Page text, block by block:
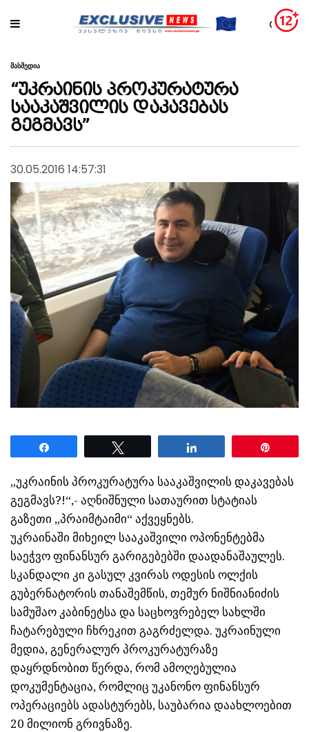
მასმედია
“უკრაინის პროკურატურა
სააკაშვილის დაკავებას
გეგმავს”
30.05.2016 14:57:31
„უკრაინის პროკურატურა სააკაშვილის დაკავებას
გეგმავს?!“,- აღნიშნული სათაურით სტატიას
გაზეთი „პრაიმტაიმი“ აქვეყნებს.
უკრაინაში მიხეილ სააკაშვილი ოპონენტებმა
საეჭვო ფინანსურ გარიგებებში დაადანაშაულეს.
სკანდალი კი გასულ კვირას ოდესის ოლქის
გუბერნატორის თანაშემწის, თემურ ნიშნიანიძის
სამუშაო კაბინეტსა და საცხოვრებელ სახლში
ჩატარებული ჩხრეკით გაგრძელდა. უკრაინული
მედია, გენერალურ პროკურატურაზე
დაყრდნობით წერდა, რომ ამოღებულია
დოკუმენტაცია, რომლიც უკანონო ფინანსურ
ოპერაციებს ადასტურებს, საუბარია დაახლოებით
20 მილიონ გრივნაზე.